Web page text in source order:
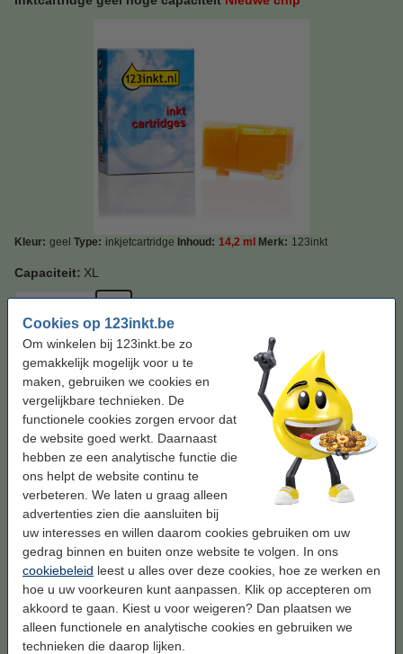
Cookies op 123inkt.be
Om winkelen bij 123inkt.be zo
gemakkelijk mogelijk voor u te
maken, gebruiken we cookies en
vergelijkbare technieken. De
functionele cookies zorgen ervoor dat
de website goed werkt. Daarnaast
hebben ze een analytische functie die
ons helpt de website continu te
verbeteren. We laten u graag alleen
advertenties zien die aansluiten bij
uw interesses en willen daarom cookies gebruiken om uw
gedrag binnen en buiten onze website te volgen. In ons
cookiebeleid leest u alles over deze cookies, hoe ze werken en
hoe u uw voorkeuren kunt aanpassen. Klik op accepteren om
akkoord te gaan. Kiest u voor weigeren? Dan plaatsen we
alleen functionele en analytische cookies en gebruiken we
technieken die daarop lijken.
Kleur: geel Type: inkjetcartridge Inhoud: 14,2 ml Merk: 123inkt
Capaciteit: XL
Kleur:geel
geel
Bekijk de specificaties en omschrijving
Bespaar67,2%op uw inkt (zonder kwaliteitsverlies)!
Maandag in huis
Prijs per ml € 0,88
€ 12,50 Bestellen
Tip: complete set bestellen
123inkt huismerk vervangt HP 934XL / HP
935XL multipack zwart/cyaan/magenta/geel
€ 59,50